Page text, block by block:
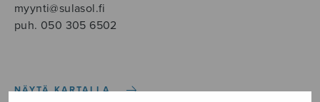
myynti@sulasol.fi
puh. 050 305 6502
NÄYTÄ KARTALLA